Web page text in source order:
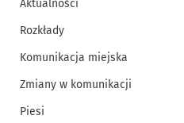
Aktualności
Rozkłady
Komunikacja miejska
Zmiany w komunikacji
Piesi